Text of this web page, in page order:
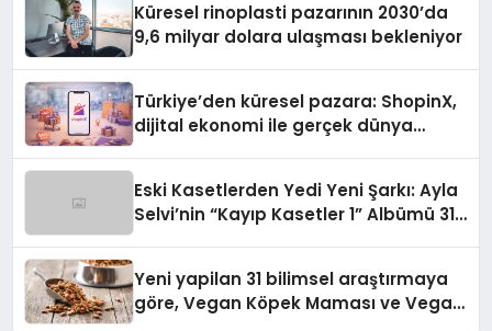
Küresel rinoplasti pazarının 2030’da
9,6 milyar dolara ulaşması bekleniyor
Türkiye’den küresel pazara: ShopinX,
dijital ekonomi ile gerçek dünya
Eski Kasetlerden Yedi Yeni Şarkı: Ayla
Selvi’nin “Kayıp Kasetler 1” Albümü 31
Yeni yapilan 31 bilimsel araştırmaya
göre, Vegan Köpek Maması ve Vegan